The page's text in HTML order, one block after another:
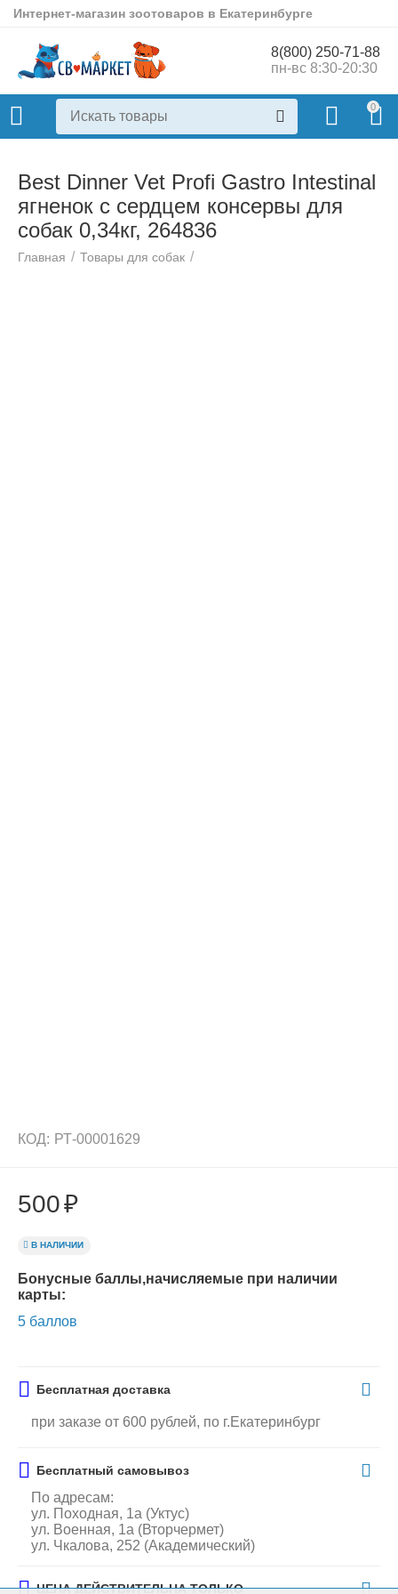
Интернет-магазин зоотоваров в Екатеринбурге
8(800) 250-71-88
пн-вс 8:30-20:30
0
Best Dinner Vet Profi Gastro Intestinal
ягненок с сердцем консервы для
собак 0,34кг, 264836
Главная / Товары для собак /
КОД: РТ-00001629
500₽
В НАЛИЧИИ
Бонусные баллы,начисляемые при наличии
карты:
5 баллов
Бесплатная доставка
при заказе от 600 рублей, по г.Екатеринбург
Бесплатный самовывоз
По адресам:
ул. Походная, 1а (Уктус)
ул. Военная, 1а (Вторчермет)
ул. Чкалова, 252 (Академический)
ЦЕНА ДЕЙСТВИТЕЛЬНА ТОЛЬКО